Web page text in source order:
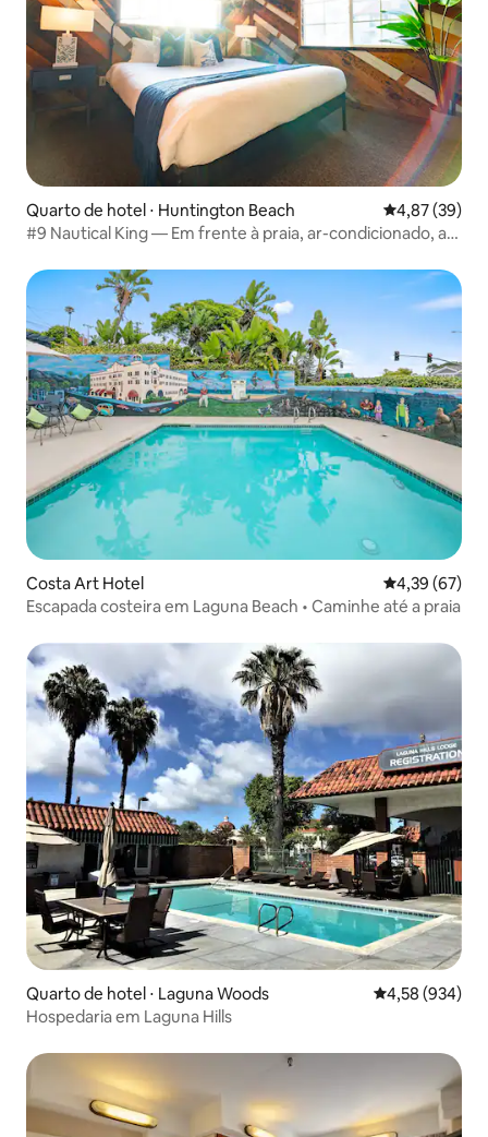
Quarto de hotel ⋅ Huntington Beach 4,87 de uma
4,87 (39)
#9 Nautical King — Em frente à praia, ar-condicionado, a
Costa Art Hotel 4,39 de uma
4,39 (67)
Escapada costeira em Laguna Beach • Caminhe até a praia
Quarto de hotel ⋅ Laguna Woods 4,58 de uma
4,58 (934)
Hospedaria em Laguna Hills